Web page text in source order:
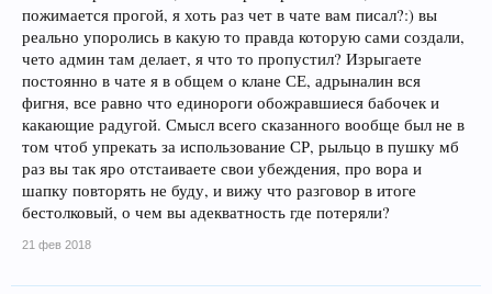
пожимается прогой, я хоть раз чет в чате вам писал?:) вы
реально упоролись в какую то правда которую сами создали,
чето админ там делает, я что то пропустил? Изрыгаете
постоянно в чате я в общем о клане СЕ, адрыналин вся
фигня, все равно что единороги обожравшиеся бабочек и
какающие радугой. Смысл всего сказанного вообще был не в
том чтоб упрекать за использование СР, рыльцо в пушку мб
раз вы так яро отстаиваете свои убеждения, про вора и
шапку повторять не буду, и вижу что разговор в итоге
бестолковый, о чем вы адекватность где потеряли?
21 фев 2018